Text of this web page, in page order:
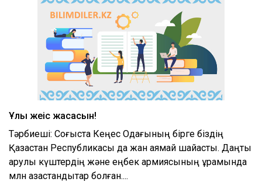
Ұлы жеңіс жасасын!
Тәрбиеші: Соғыста Кеңес Одағының бірге біздің
Қазақстан Республикасы да жан аямай шайқасты. Даңқты
қарулы күштердің және еңбек армиясының құрамында
млн қазақстандықтар болған....